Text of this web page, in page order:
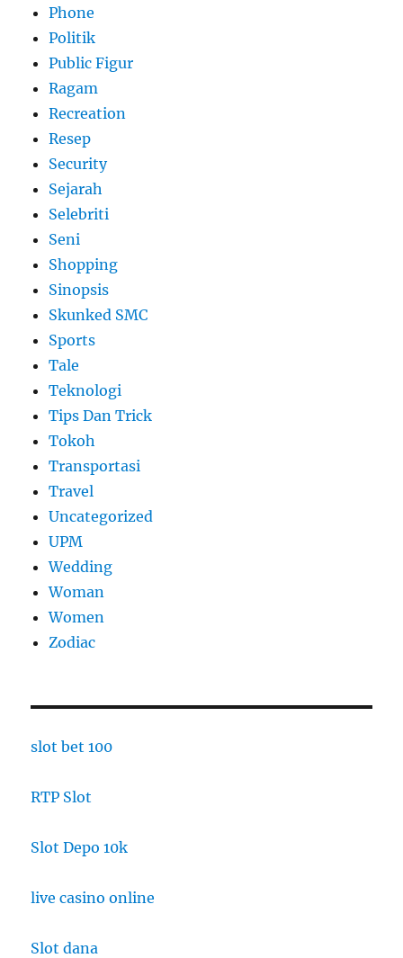
Phone
Politik
Public Figur
Ragam
Recreation
Resep
Security
Sejarah
Selebriti
Seni
Shopping
Sinopsis
Skunked SMC
Sports
Tale
Teknologi
Tips Dan Trick
Tokoh
Transportasi
Travel
Uncategorized
UPM
Wedding
Woman
Women
Zodiac
slot bet 100
RTP Slot
Slot Depo 10k
live casino online
Slot dana